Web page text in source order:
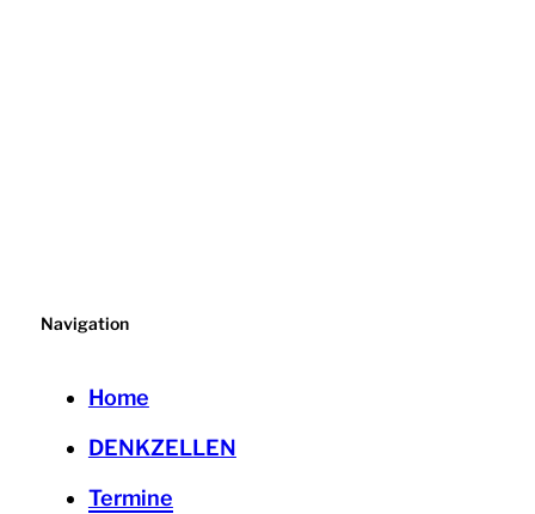
Navigation
Home
DENKZELLEN
Termine